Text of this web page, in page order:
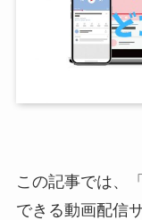
この記事では、
できる動画配信